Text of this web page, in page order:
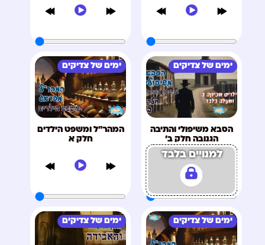
ימים של צדיקים
הסבא משיפולי והתיבה
הגנובה חלק ב'
למנויים בלבד
ימים של צדיקים
המהר"ל ומשפט הילדים
חלק א
ימים של צדיקים ימים של צדיקים